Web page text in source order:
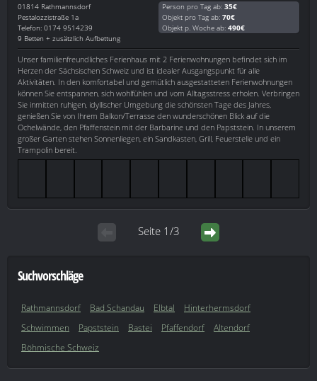
01814 Rathmannsdorf
Pestalozzistraße 1a
Telefon: 0174 9514239
9 Betten + zusätzlich Aufbettung
Person pro Tag ab: 35€
Objekt pro Tag ab: 70€
Objekt p. Woche ab: 490€
Unser familienfreundliches Ferienhaus mit 2 Ferienwohnungen befindet sich im
Herzen der Sächsischen Schweiz und ist idealer Ausgangspunkt für alle
Aktivitäten. In den komfortabel und gemütlich ausgestatteten Ferienwohnungen
können Sie entspannen, sich wohlfühlen und vom Alltagsstress erholen. Verbringen
Sie inmitten ruhigen, idyllischer Umgebung die schönsten Tage des Jahres,
genießen Sie von Ihrem Balkon/Terrasse den wunderschönen Blick auf die
Ochelwände, den Pfaffenstein mit der Barbarine und den Papststein. In unserem
großer Garten stehen Sonnenliegen, ein Sandkasten, Grill, Feuerstelle und ein
Trampolin bereit.
Seite 1/3
Suchvorschläge
Rathmannsdorf Bad Schandau Elbtal
Hinterhermsdorf
Schwimmen
Papststein Bastei Pfaffendorf
Altendorf
Böhmische Schweiz